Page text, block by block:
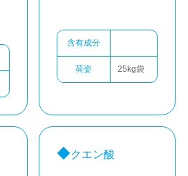
含有成分
荷姿 25kg袋
クエン酸